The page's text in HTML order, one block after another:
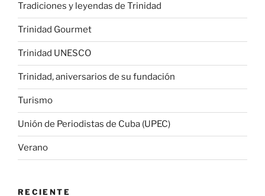
Tradiciones y leyendas de Trinidad
Trinidad Gourmet
Trinidad UNESCO
Trinidad, aniversarios de su fundación
Turismo
Unión de Periodistas de Cuba (UPEC)
Verano
RECIENTE